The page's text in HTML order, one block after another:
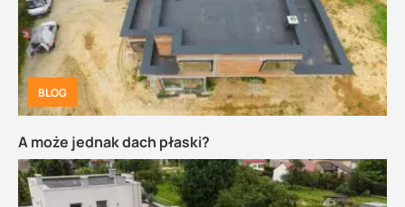
BLOG
A może jednak dach płaski?